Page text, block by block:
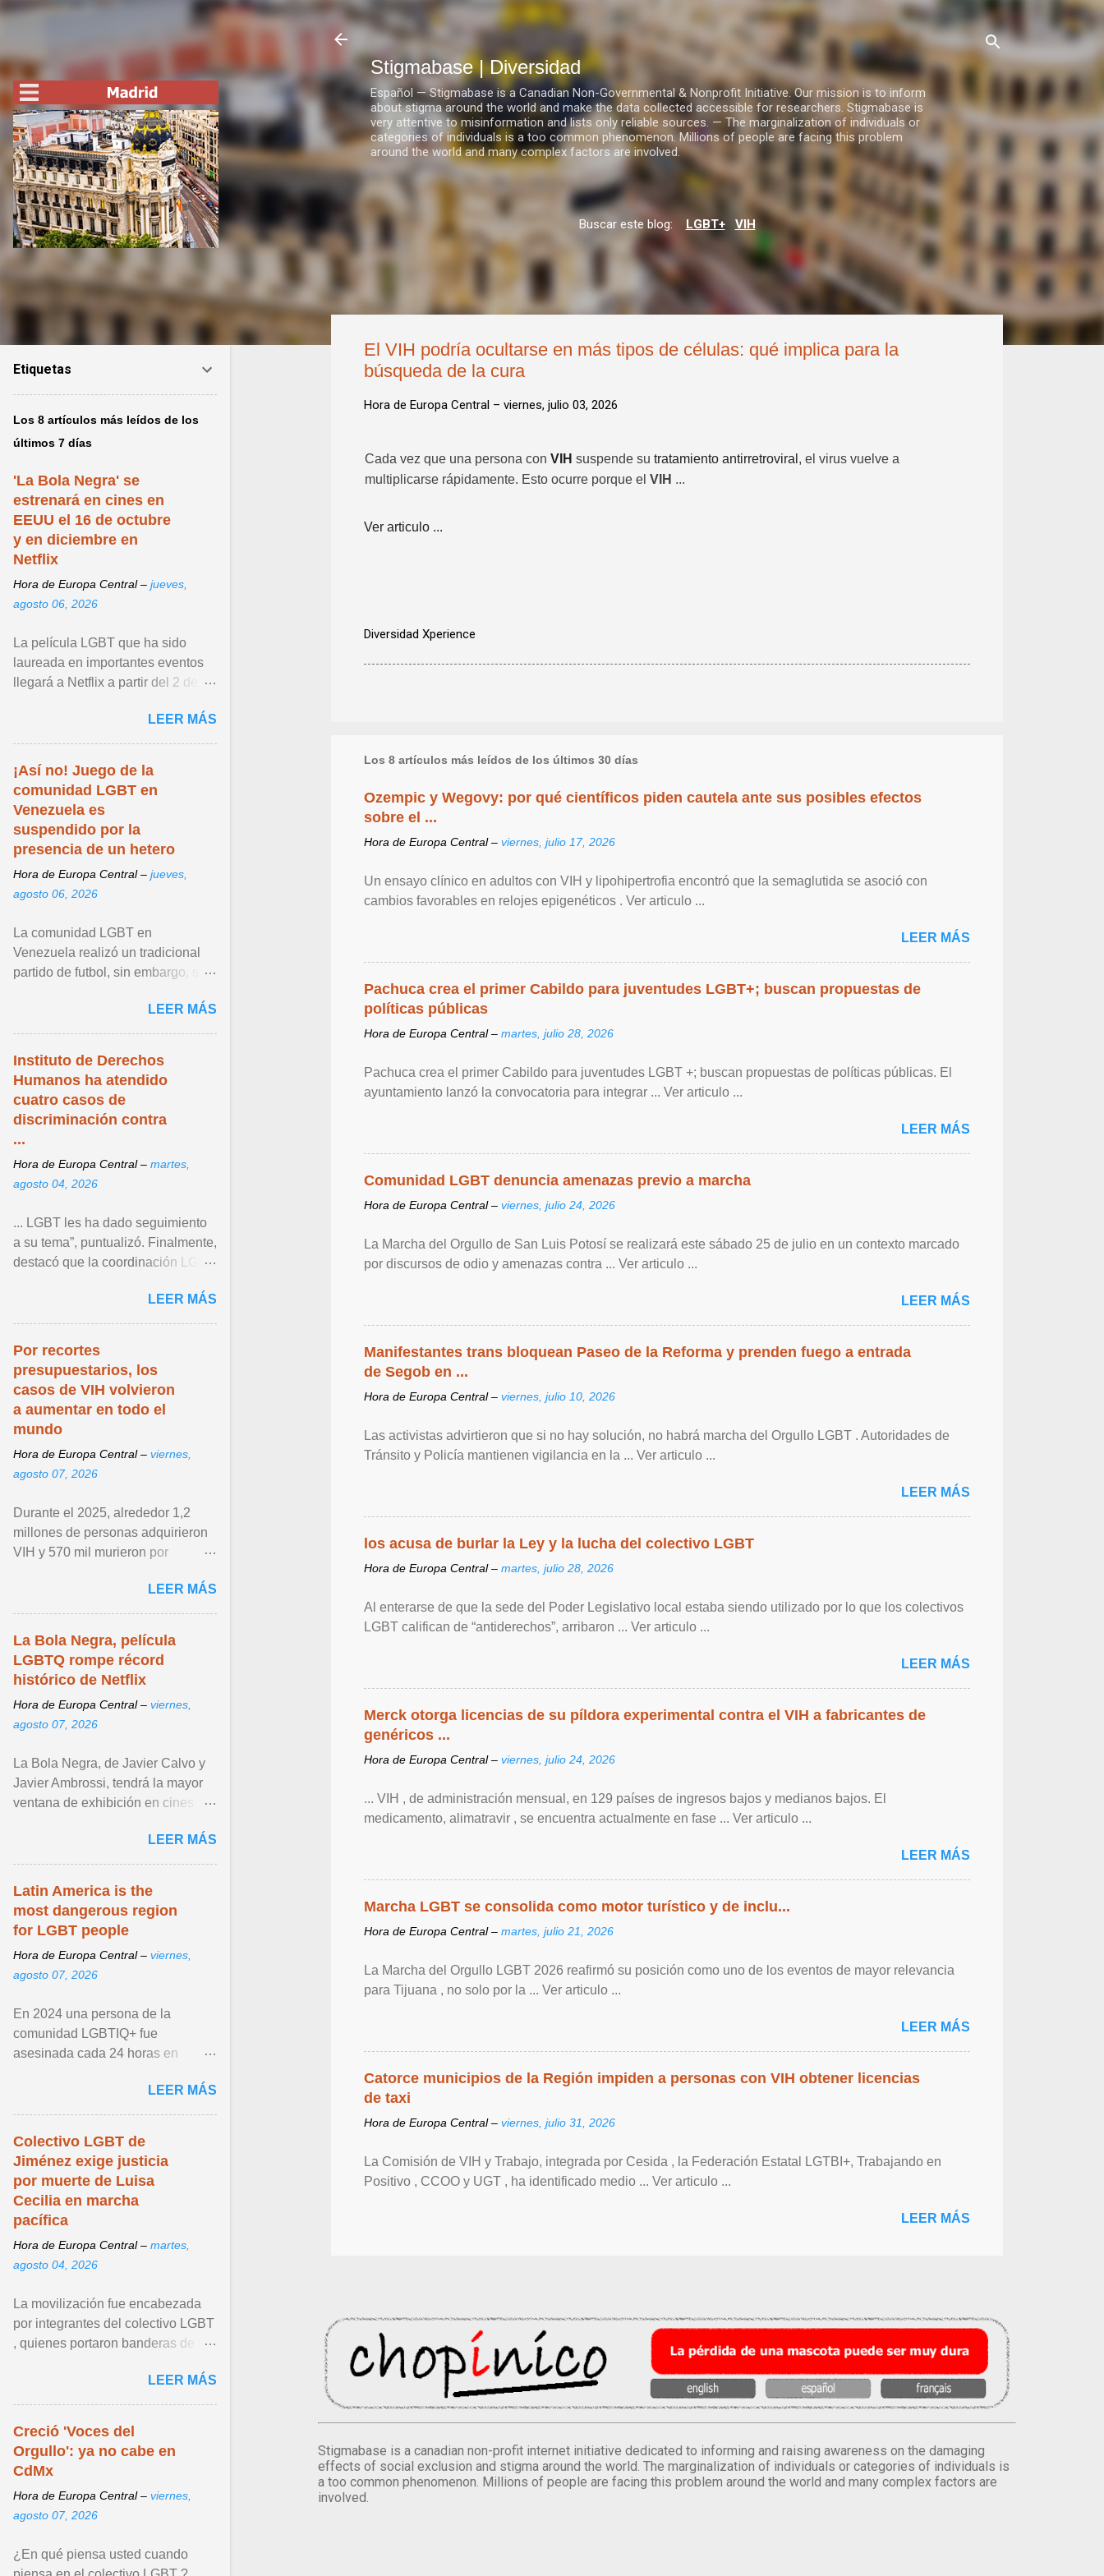
Ir al contenido principal
Stigmabase | Diversidad
Español — Stigmabase is a Canadian Non-Governmental & Nonprofit Initiative. Our mission is to inform
about stigma around the world and make the data collected accessible for researchers. Stigmabase is
very attentive to misinformation and lists only reliable sources. — The marginalization of individuals or
categories of individuals is a too common phenomenon. Millions of people are facing this problem
around the world and many complex factors are involved.
Buscar este blog: LGBT+ VIH
El VIH podría ocultarse en más tipos de células: qué implica para la
búsqueda de la cura
Hora de Europa Central – viernes, julio 03, 2026
Cada vez que una persona con VIH suspende su tratamiento antirretroviral , el virus vuelve a
multiplicarse rápidamente. Esto ocurre porque el VIH ...
Ver articulo ...
Diversidad Xperience
Los 8 artículos más leídos de los últimos 30 días
Ozempic y Wegovy: por qué científicos piden cautela ante sus posibles efectos
sobre el ...
Hora de Europa Central – viernes, julio 17, 2026
Un ensayo clínico en adultos con VIH y lipohipertrofia encontró que la semaglutida se asoció con
cambios favorables en relojes epigenéticos . Ver articulo ...
LEER MÁS
Pachuca crea el primer Cabildo para juventudes LGBT+; buscan propuestas de
políticas públicas
Hora de Europa Central – martes, julio 28, 2026
Pachuca crea el primer Cabildo para juventudes LGBT +; buscan propuestas de políticas públicas. El
ayuntamiento lanzó la convocatoria para integrar ... Ver articulo ...
LEER MÁS
Comunidad LGBT denuncia amenazas previo a marcha
Hora de Europa Central – viernes, julio 24, 2026
La Marcha del Orgullo de San Luis Potosí se realizará este sábado 25 de julio en un contexto marcado
por discursos de odio y amenazas contra ... Ver articulo ...
LEER MÁS
Manifestantes trans bloquean Paseo de la Reforma y prenden fuego a entrada
de Segob en ...
Hora de Europa Central – viernes, julio 10, 2026
Las activistas advirtieron que si no hay solución, no habrá marcha del Orgullo LGBT . Autoridades de
Tránsito y Policía mantienen vigilancia en la ... Ver articulo ...
LEER MÁS
los acusa de burlar la Ley y la lucha del colectivo LGBT
Hora de Europa Central – martes, julio 28, 2026
Al enterarse de que la sede del Poder Legislativo local estaba siendo utilizado por lo que los colectivos
LGBT califican de “antiderechos”, arribaron ... Ver articulo ...
LEER MÁS
Merck otorga licencias de su píldora experimental contra el VIH a fabricantes de
genéricos ...
Hora de Europa Central – viernes, julio 24, 2026
... VIH , de ‌administración mensual, en 129 países de ingresos bajos y medianos bajos. El
medicamento, alimatravir , se encuentra actualmente en fase ... Ver articulo ...
LEER MÁS
Marcha LGBT se consolida como motor turístico y de inclu...
Hora de Europa Central – martes, julio 21, 2026
La Marcha del Orgullo LGBT 2026 reafirmó su posición como uno de los eventos de mayor relevancia
para Tijuana , no solo por la ... Ver articulo ...
LEER MÁS
Catorce municipios de la Región impiden a personas con VIH obtener licencias
de taxi
Hora de Europa Central – viernes, julio 31, 2026
La Comisión de VIH y Trabajo, integrada por Cesida , la Federación Estatal LGTBI+, Trabajando en
Positivo , CCOO y UGT , ha identificado medio ... Ver articulo ...
LEER MÁS
Stigmabase is a canadian non-profit internet initiative dedicated to informing and raising awareness on the damaging
effects of social exclusion and stigma around the world. The marginalization of individuals or categories of individuals is
a too common phenomenon. Millions of people are facing this problem around the world and many complex factors are
involved.
Etiquetas
Los 8 artículos más leídos de los
últimos 7 días
'La Bola Negra' se
estrenará en cines en
EEUU el 16 de octubre
y en diciembre en
Netflix
Hora de Europa Central – jueves,
agosto 06, 2026
La película LGBT que ha sido
laureada en importantes eventos
llegará a Netflix a partir del 2 de
LEER MÁS
¡Así no! Juego de la
comunidad LGBT en
Venezuela es
suspendido por la
presencia de un hetero
Hora de Europa Central – jueves,
agosto 06, 2026
La comunidad LGBT en
Venezuela realizó un tradicional
partido de futbol, sin embargo, su
por una trampa que ... Ver articulo
...
LEER MÁS
Instituto de Derechos
Humanos ha atendido
cuatro casos de
discriminación contra
...
Hora de Europa Central – martes,
agosto 04, 2026
... LGBT les ha dado seguimiento
a su tema”, puntualizó. Finalmente,
destacó que la coordinación LGBT
como un espacio ... Ver articulo ...
LEER MÁS
Por recortes
presupuestarios, los
casos de VIH volvieron
a aumentar en todo el
mundo
Hora de Europa Central – viernes,
agosto 07, 2026
Durante el 2025, alrededor 1,2
millones de personas adquirieron
VIH y 570 mil murieron por
LEER MÁS
La Bola Negra, película
LGBTQ rompe récord
histórico de Netflix
Hora de Europa Central – viernes,
agosto 07, 2026
La Bola Negra, de Javier Calvo y
Javier Ambrossi, tendrá la mayor
ventana de exhibición en cines
LEER MÁS
Latin America is the
most dangerous region
for LGBT people
Hora de Europa Central – viernes,
agosto 07, 2026
En 2024 una persona de la
comunidad LGBTIQ+ fue
asesinada cada 24 horas en
datos de la Red Sin Violencia
LGBTIQ+ ... Ver articulo ...
LEER MÁS
Colectivo LGBT de
Jiménez exige justicia
por muerte de Luisa
Cecilia en marcha
pacífica
Hora de Europa Central – martes,
agosto 04, 2026
La movilización fue encabezada
por integrantes del colectivo LGBT
, quienes portaron banderas de la
mensajes en los que ... Ver articulo
...
LEER MÁS
Creció 'Voces del
Orgullo': ya no cabe en
CdMx
Hora de Europa Central – viernes,
agosto 07, 2026
¿En qué piensa usted cuando